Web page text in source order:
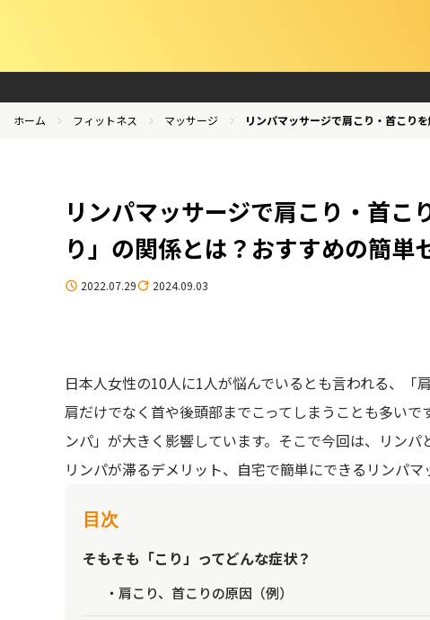
ホーム フィットネス マッサージ リンパマッサージで肩こり・首こり
リンパマッサージで肩こり・首こ
り」の関係とは？おすすめの簡単
2022.07.29 2024.09.03
日本人女性の10人に1人が悩んでいるとも言われる、「
肩だけでなく首や後頭部までこってしまうことも多い
ンパ」が大きく影響しています。そこで今回は、リン
リンパが滞るデメリット、自宅で簡単にできるリンパマ
目次
そもそも「こり」ってどんな症状？
肩こり、首こりの原因（例）